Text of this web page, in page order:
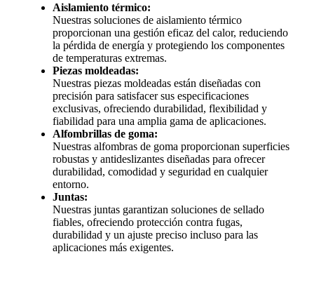
Aislamiento térmico:
Nuestras soluciones de aislamiento térmico
proporcionan una gestión eficaz del calor, reduciendo
la pérdida de energía y protegiendo los componentes
de temperaturas extremas.
Piezas moldeadas:
Nuestras piezas moldeadas están diseñadas con
precisión para satisfacer sus especificaciones
exclusivas, ofreciendo durabilidad, flexibilidad y
fiabilidad para una amplia gama de aplicaciones.
Alfombrillas de goma:
Nuestras alfombras de goma proporcionan superficies
robustas y antideslizantes diseñadas para ofrecer
durabilidad, comodidad y seguridad en cualquier
entorno.
Juntas:
Nuestras juntas garantizan soluciones de sellado
fiables, ofreciendo protección contra fugas,
durabilidad y un ajuste preciso incluso para las
aplicaciones más exigentes.